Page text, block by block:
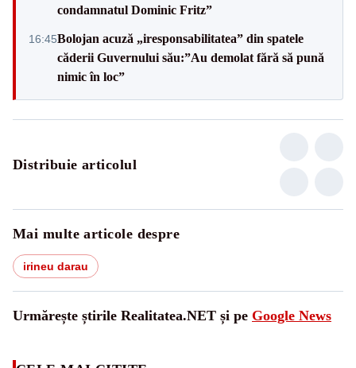
condamnatul Dominic Fritz”
16:45Bolojan acuză „iresponsabilitatea” din spatele
căderii Guvernului său:”Au demolat fără să pună
nimic în loc”
Distribuie articolul
Mai multe articole despre
irineu darau
Urmărește știrile Realitatea.NET și pe Google News